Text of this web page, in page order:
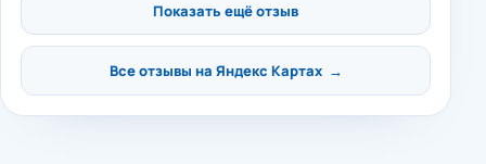
Показать ещё отзыв
Все отзывы на Яндекс Картах →